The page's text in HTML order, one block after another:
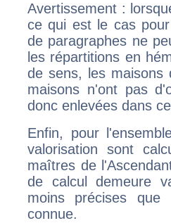
Avertissement :
ce qui est le cas
de paragraphes ne
les répartitions en
de sens, les maisons
maisons n'ont pas
donc enlevées dans
Enfin, pour
valorisation sont
maîtres de
de calcul demeure
moins précises que
connue.